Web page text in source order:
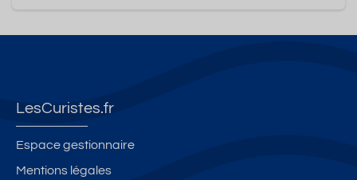
LesCuristes.fr
Espace gestionnaire
Mentions légales